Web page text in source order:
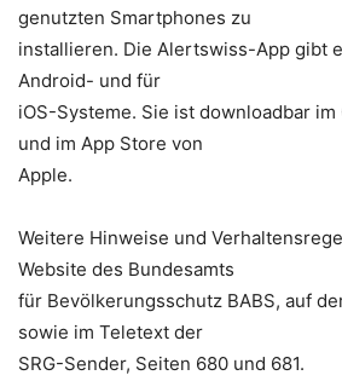
genutzten Smartphones zu
installieren. Die Alertswiss-App gibt
Android- und für
iOS-Systeme. Sie ist downloadbar im
und im App Store von
Apple.
Weitere Hinweise und
Website des Bundesamts
für Bevölkerungsschutz BABS, auf
sowie im Teletext der
SRG-Sender, Seiten 680 und 681.